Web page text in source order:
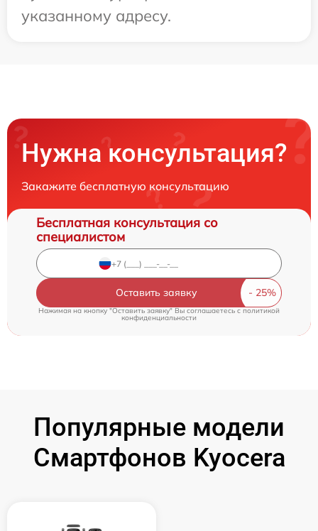
указанному адресу.
Нужна консультация?
Закажите бесплатную консультацию
Бесплатная консультация со
специалистом
Оставить заявку
Нажимая на кнопку "Оставить заявку" Вы соглашаетесь c политикой
конфиденциальности
Популярные модели
Смартфонов Kyocera